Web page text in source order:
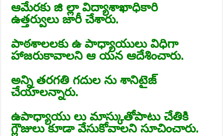
ఆమేరకు జి ల్లా విద్యాశాఖాధికారి
ఉత్తర్వులు జారీ చేశారు.
పాఠశాలలకు ఉ పాధ్యాయులు విధిగా
హాజరుకావాలని ఆ యన ఆదేశించారు.
అన్ని తరగతి గదుల ను శానిటైజ్‌
చేయాలన్నారు.
ఉపాధ్యాయు లు మాస్కుతోపాటు చేతికి
గ్లౌజులు కూడా వేసుకోవాలని సూచించారు.